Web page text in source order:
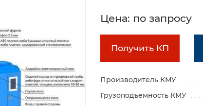
Цена: по запросу
Получить КП
Производитель КМУ
Грузоподъемность КМУ